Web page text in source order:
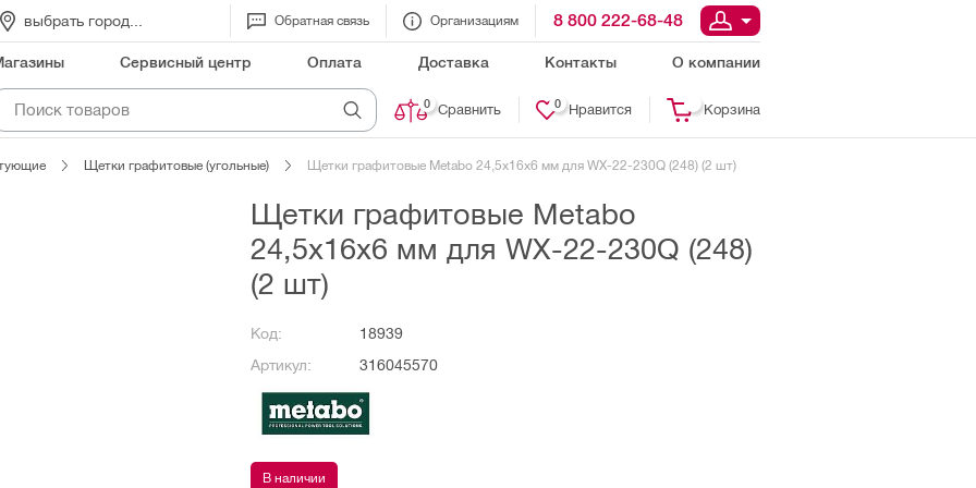
выбрать город... Обратная связь Организациям 8 800 222-68-48
Сервисный центр Оплата Доставка Контакты О компании
Сравнить
0 Нравится
0 Корзина
Щетки графитовые (угольные) Щетки графитовые Metabo 24,5х16х6 мм для WX-22-230Q (248) (2 шт)
Щетки графитовые Metabo
24,5х16х6 мм для WX-22-230Q (248)
(2 шт)
Код:
18939
Артикул:
316045570
В наличии